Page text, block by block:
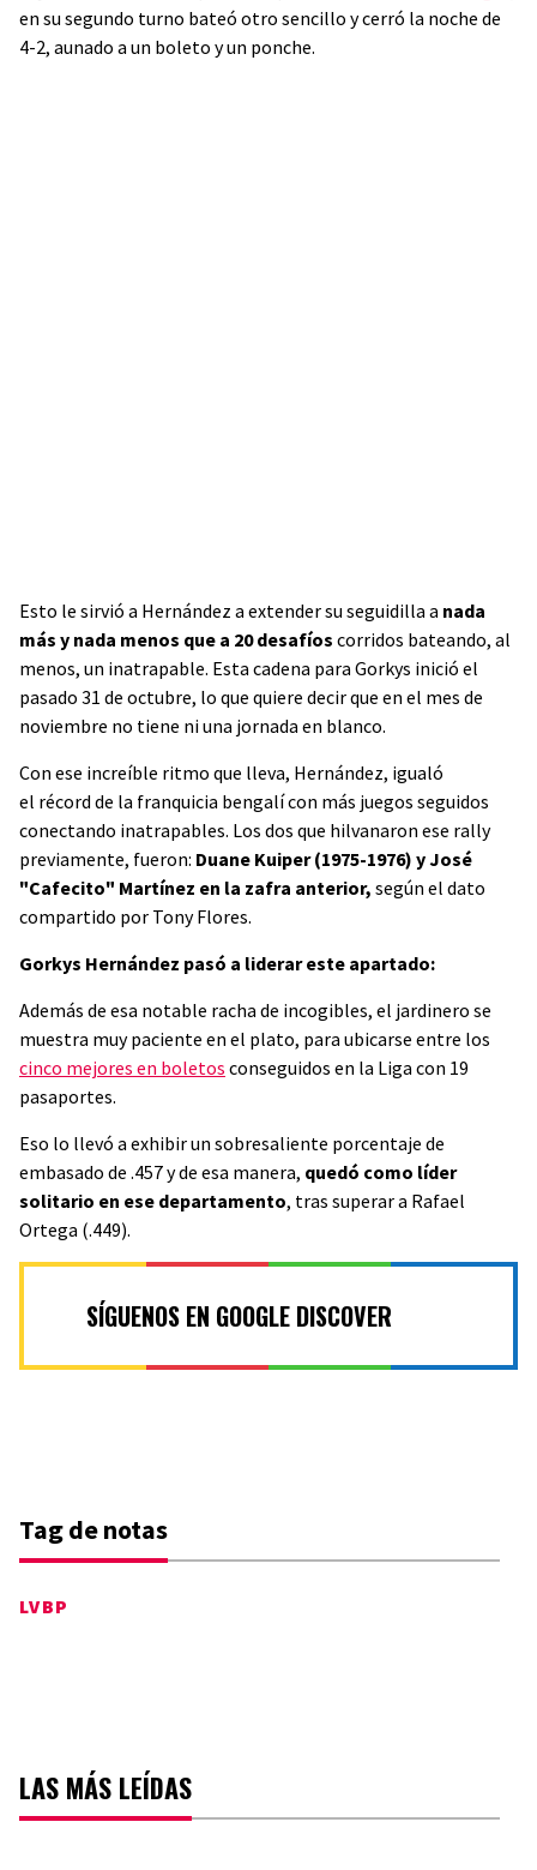
en su segundo turno bateó otro sencillo y cerró la noche de
4-2, aunado a un boleto y un ponche.
Esto le sirvió a Hernández a extender su seguidilla a nada
más y nada menos que a 20 desafíos corridos bateando, al
menos, un inatrapable. Esta cadena para Gorkys inició el
pasado 31 de octubre, lo que quiere decir que en el mes de
noviembre no tiene ni una jornada en blanco.
Con ese increíble ritmo que lleva, Hernández, igualó
el récord de la franquicia bengalí con más juegos seguidos
conectando inatrapables. Los dos que hilvanaron ese rally
previamente, fueron: Duane Kuiper (1975-1976) y José
"Cafecito" Martínez en la zafra anterior, según el dato
compartido por Tony Flores.
Gorkys Hernández pasó a liderar este apartado:
Además de esa notable racha de incogibles, el jardinero se
muestra muy paciente en el plato, para ubicarse entre los
cinco mejores en boletos conseguidos en la Liga con 19
pasaportes.
Eso lo llevó a exhibir un sobresaliente porcentaje de
embasado de .457 y de esa manera, quedó como líder
solitario en ese departamento, tras superar a Rafael
Ortega (.449).
SÍGUENOS EN GOOGLE DISCOVER
Tag de notas
LVBP
LAS MÁS LEÍDAS